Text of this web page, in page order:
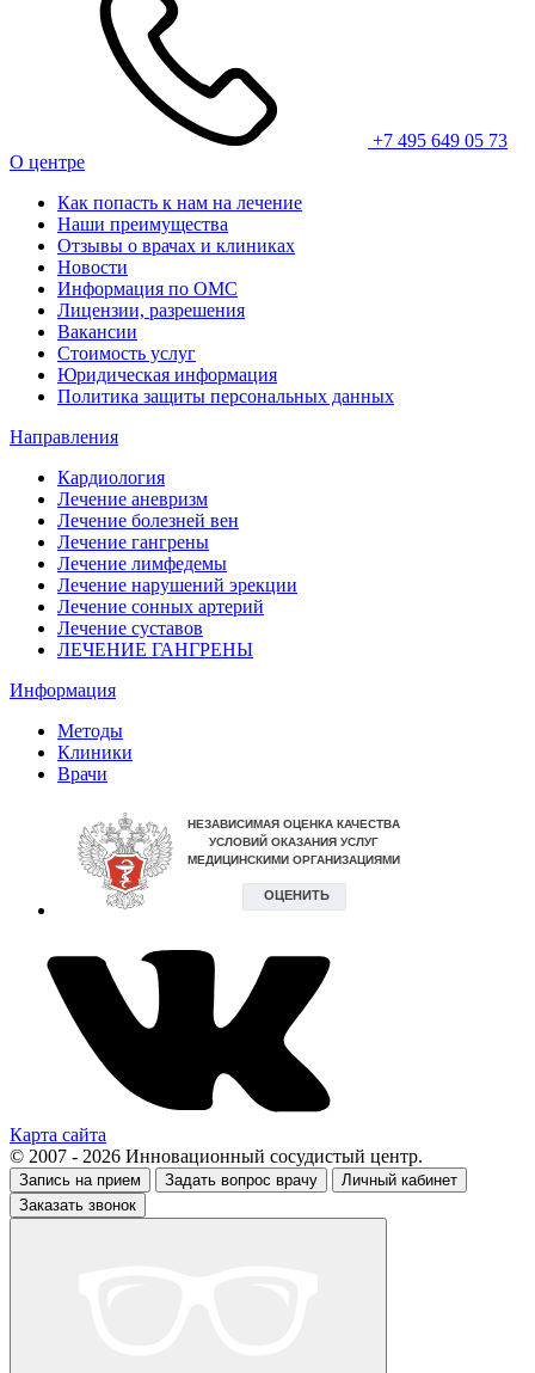
+7 495 649 05 73
О центре
Как попасть к нам на лечение
Наши преимущества
Отзывы о врачах и клиниках
Новости
Информация по ОМС
Лицензии, разрешения
Вакансии
Стоимость услуг
Юридическая информация
Политика защиты персональных данных
Направления
Кардиология
Лечение аневризм
Лечение болезней вен
Лечение гангрены
Лечение лимфедемы
Лечение нарушений эрекции
Лечение сонных артерий
Лечение суставов
ЛЕЧЕНИЕ ГАНГРЕНЫ
Информация
Методы
Клиники
Врачи
Карта сайта
© 2007 - 2026 Инновационный сосудистый центр.
Запись на прием Задать вопрос врачу
Личный кабинет
Заказать звонок